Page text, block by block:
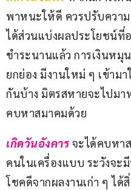
พาหนะให้ดี ควรปรับควา
ได้ส่วนแบ่งผลประโยชน์ที่
ชำระนานแล้ว การเงินหมุ
ยกย่อง มีงานใหม่ ๆ เข้าม
กันบ้าง มิตรสหายจะไปม
คบหาสมาคมด้วย
เกิดวันอังคาร จะได้คบหา
คนในเครื่องแบบ ระวังจะ
โชคดีจากผลงานเก่า ๆ ไ